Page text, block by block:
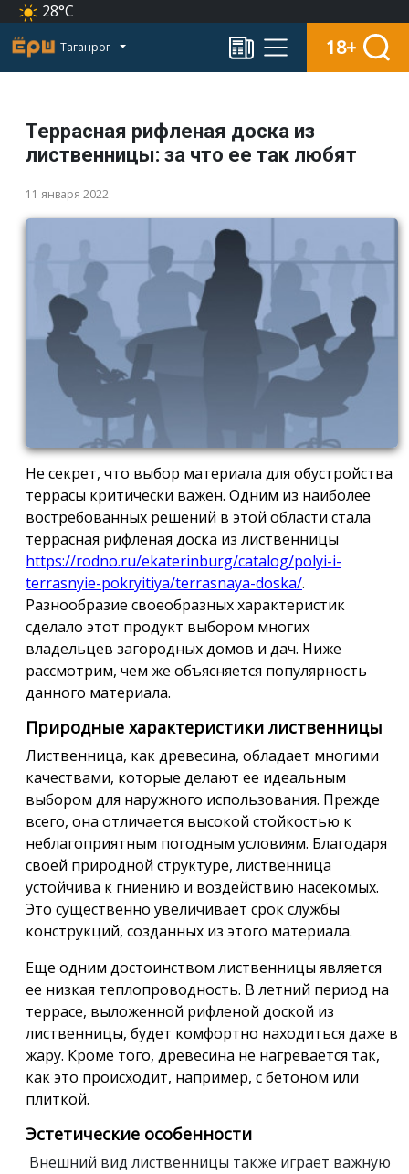
28°C
Таганрог 18+
Террасная рифленая доска из
лиственницы: за что ее так любят
11 января 2022
Не секрет, что выбор материала для обустройства
террасы критически важен. Одним из наиболее
востребованных решений в этой области стала
террасная рифленая доска из лиственницы
https://rodno.ru/ekaterinburg/catalog/polyi-i-
terrasnyie-pokryitiya/terrasnaya-doska/.
Разнообразие своеобразных характеристик
сделало этот продукт выбором многих
владельцев загородных домов и дач. Ниже
рассмотрим, чем же объясняется популярность
данного материала.
Природные характеристики лиственницы
Лиственница, как древесина, обладает многими
качествами, которые делают ее идеальным
выбором для наружного использования. Прежде
всего, она отличается высокой стойкостью к
неблагоприятным погодным условиям. Благодаря
своей природной структуре, лиственница
устойчива к гниению и воздействию насекомых.
Это существенно увеличивает срок службы
конструкций, созданных из этого материала.
Еще одним достоинством лиственницы является
ее низкая теплопроводность. В летний период на
террасе, выложенной рифленой доской из
лиственницы, будет комфортно находиться даже в
жару. Кроме того, древесина не нагревается так,
как это происходит, например, с бетоном или
плиткой.
Эстетические особенности
Внешний вид лиственницы также играет важную